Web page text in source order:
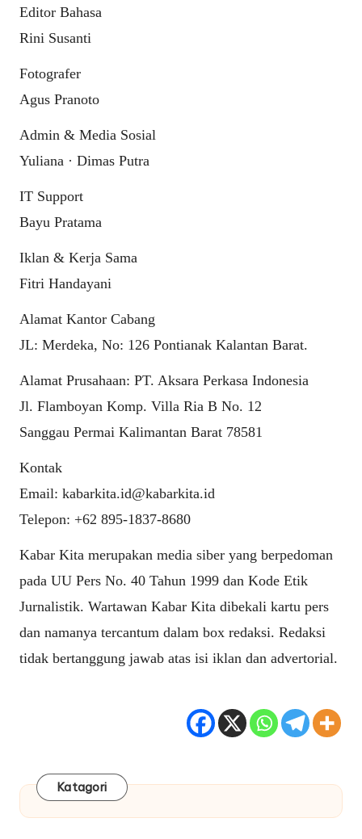
Editor Bahasa
Rini Susanti
Fotografer
Agus Pranoto
Admin & Media Sosial
Yuliana · Dimas Putra
IT Support
Bayu Pratama
Iklan & Kerja Sama
Fitri Handayani
Alamat Kantor Cabang
JL: Merdeka, No: 126 Pontianak Kalantan Barat.
Alamat Prusahaan: PT. Aksara Perkasa Indonesia
Jl. Flamboyan Komp. Villa Ria B No. 12
Sanggau Permai Kalimantan Barat 78581
Kontak
Email: kabarkita.id@kabarkita.id
Telepon: +62 895-1837-8680
Kabar Kita merupakan media siber yang berpedoman
pada UU Pers No. 40 Tahun 1999 dan Kode Etik
Jurnalistik. Wartawan Kabar Kita dibekali kartu pers
dan namanya tercantum dalam box redaksi. Redaksi
tidak bertanggung jawab atas isi iklan dan advertorial.
Katagori